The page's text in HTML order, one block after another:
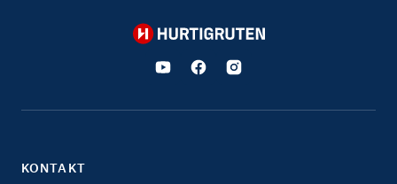
Hurtigruten
KONTAKT